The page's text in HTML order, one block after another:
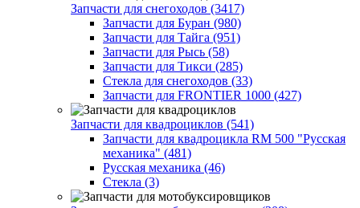
Запчасти для снегоходов (3417)
Запчасти для Буран (980)
Запчасти для Тайга (951)
Запчасти для Рысь (58)
Запчасти для Тикси (285)
Стекла для снегоходов (33)
Запчасти для FRONTIER 1000 (427)
Запчасти для квадроциклов (541)
Запчасти для квадроцикла RM 500 "Русская
механика" (481)
Русская механика (46)
Стекла (3)